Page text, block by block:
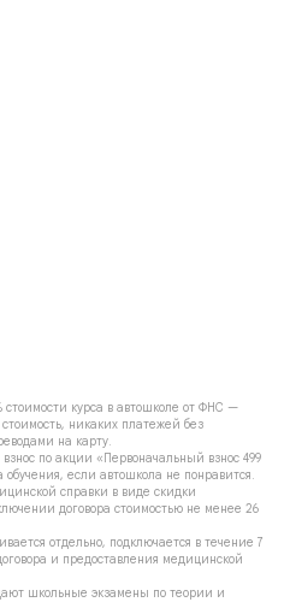
стоимости курса в автошколе от ФНС —
никаких платежей без
на карту.
по акции «Первоначальный взнос 499
если автошкола не понравится.
справки в виде скидки
договора стоимостью не менее 26
отдельно, подключается в течение 7
и предоставления медицинской
школьные экзамены по теории и